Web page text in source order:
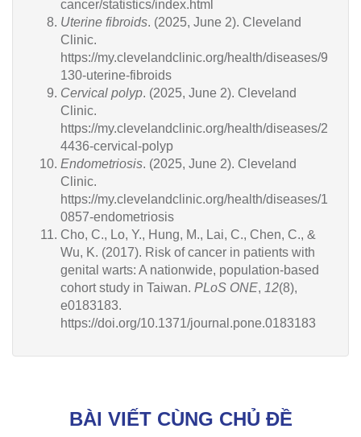
cancer/statistics/index.html
Uterine fibroids. (2025, June 2). Cleveland
Clinic.
https://my.clevelandclinic.org/health/diseases/9
130-uterine-fibroids
Cervical polyp. (2025, June 2). Cleveland
Clinic.
https://my.clevelandclinic.org/health/diseases/2
4436-cervical-polyp
Endometriosis. (2025, June 2). Cleveland
Clinic.
https://my.clevelandclinic.org/health/diseases/1
0857-endometriosis
Cho, C., Lo, Y., Hung, M., Lai, C., Chen, C., &
Wu, K. (2017). Risk of cancer in patients with
genital warts: A nationwide, population-based
cohort study in Taiwan. PLoS ONE, 12(8),
e0183183.
https://doi.org/10.1371/journal.pone.0183183
BÀI VIẾT CÙNG CHỦ ĐỀ